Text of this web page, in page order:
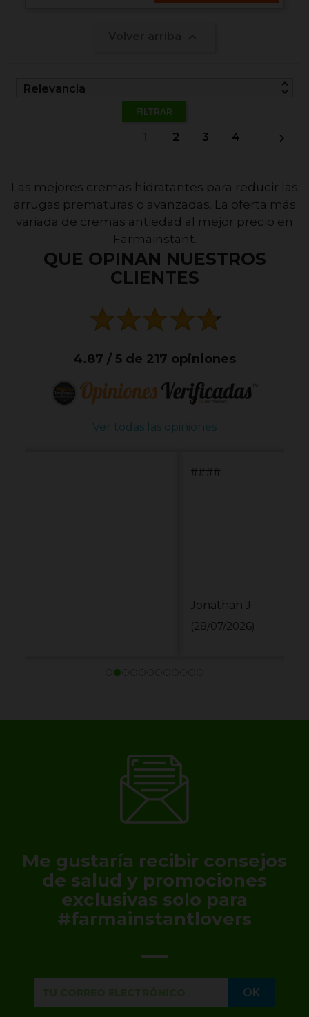
Relevancia unfold_more
FILTRAR
1 2 3 4 
Las mejores cremas hidratantes para reducir las
arrugas prematuras o avanzadas. La oferta más
variada de cremas antiedad al mejor precio en
Farmainstant.
QUE OPINAN NUESTROS
CLIENTES
4.87 / 5 de 217 opiniones
Ver todas las opiniones
Me gustaría recibir consejos
de salud y promociones
exclusivas solo para
#farmainstantlovers